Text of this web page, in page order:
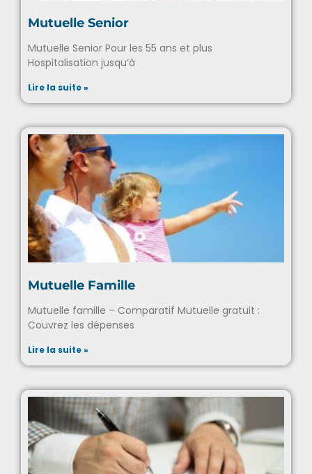
Mutuelle Senior
Mutuelle Senior Pour les 55 ans et plus
Hospitalisation jusqu’à
Mutuelle Famille
Mutuelle famille – Comparatif Mutuelle gratuit :
Couvrez les dépenses